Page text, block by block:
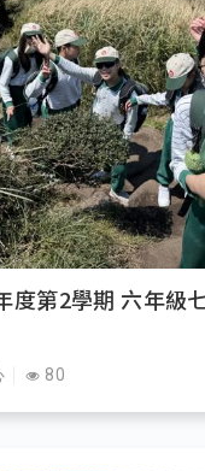
度第2學期 六年級
80